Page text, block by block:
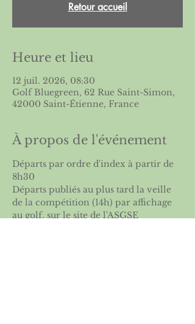
Retour accueil
Heure et lieu
12 juil. 2026, 08:30
Golf Bluegreen, 62 Rue Saint-Simon,
42000 Saint-Étienne, France
À propos de l'événement
Départs par ordre d'index à partir de
8h30
Départs publiés au plus tard la veille
de la compétition (14h) par affichage
au golf, sur le site de l'ASGSE